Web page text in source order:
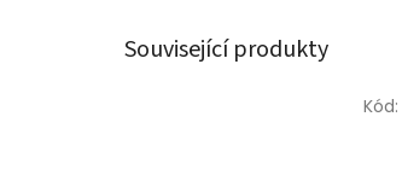
Související produkty
Kód: